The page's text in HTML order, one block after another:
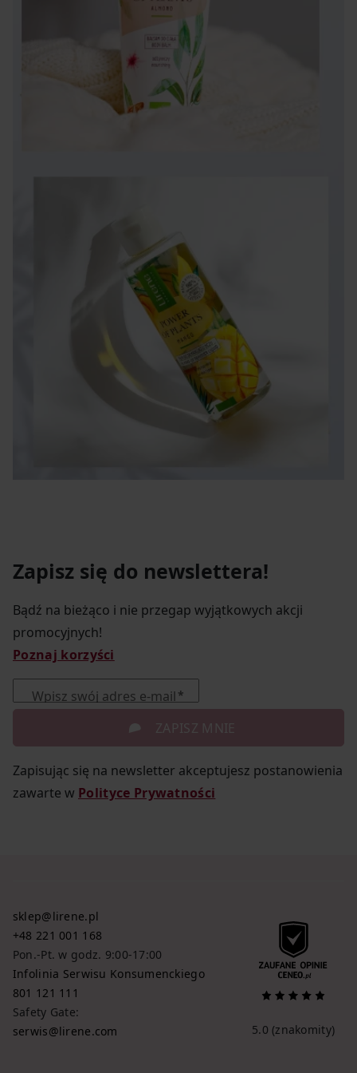
Zapisz się do newslettera!
Bądź na bieżąco i nie przegap wyjątkowych akcji
promocyjnych!
Poznaj korzyści
Wpisz swój adres e-mail
ZAPISZ MNIE
Zapisując się na newsletter akceptujesz postanowienia
zawarte w Polityce Prywatności
sklep@lirene.pl
+48 221 001 168
Pon.-Pt. w godz. 9:00-17:00
Infolinia Serwisu Konsumenckiego
801 121 111
Safety Gate:
serwis@lirene.com
5.0 (znakomity)